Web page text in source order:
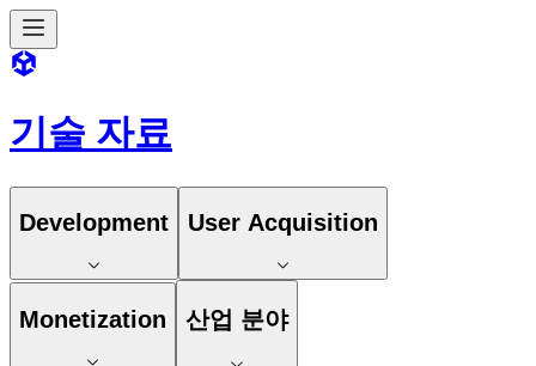
기술 자료
Development User Acquisition
Monetization 산업 분야